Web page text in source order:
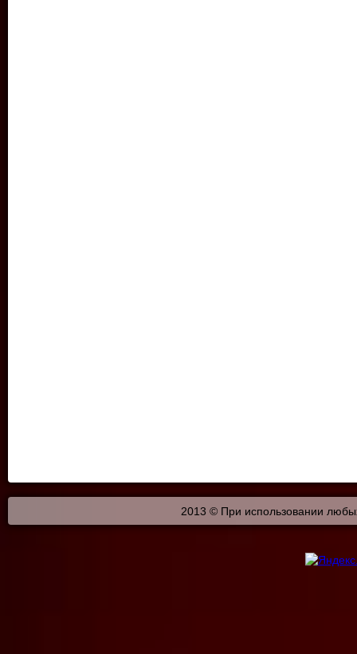
2013 © При использовании